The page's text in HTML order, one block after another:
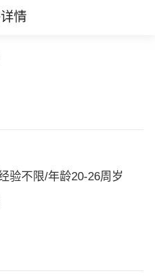
情
验不限/年龄20-26周岁